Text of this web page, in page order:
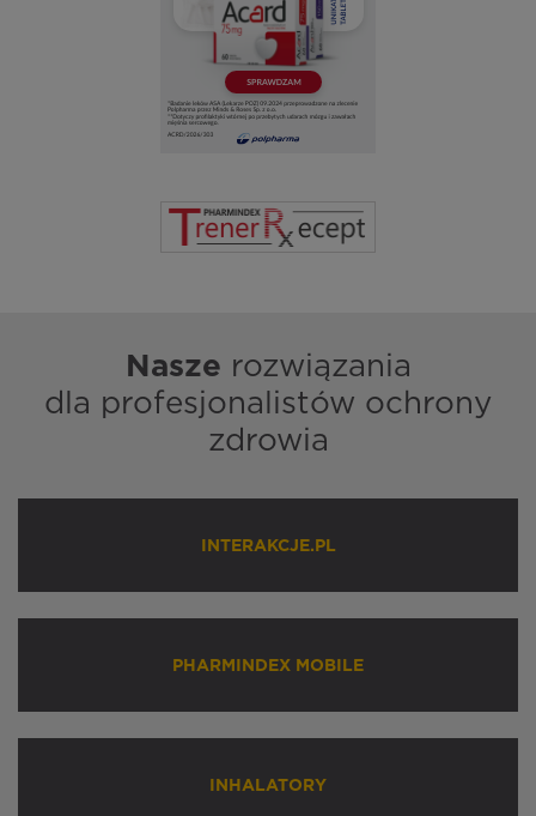
Nasze rozwiązania
dla profesjonalistów ochrony
zdrowia
INTERAKCJE.PL
PHARMINDEX MOBILE
INHALATORY